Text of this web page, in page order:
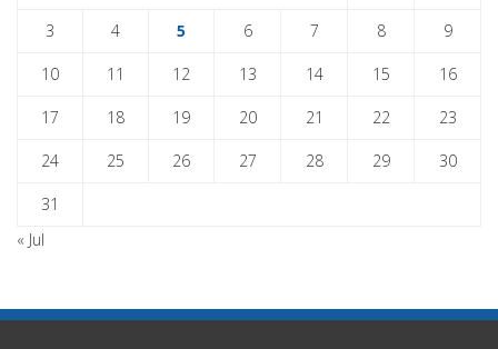
3 4 5 6 7 8 9
10 11 12 13 14 15 16
17 18 19 20 21 22 23
24 25 26 27 28 29 30
31
« Jul